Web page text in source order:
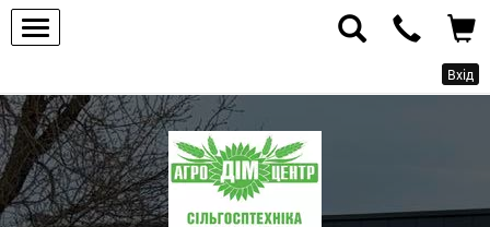
Вхід
ПП
"Агродім-
центр"
-